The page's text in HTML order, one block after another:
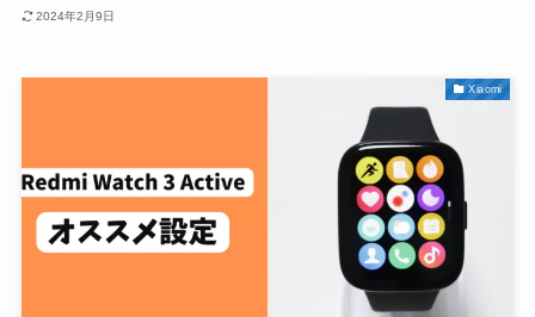
2024年2月9日
Xiaomi